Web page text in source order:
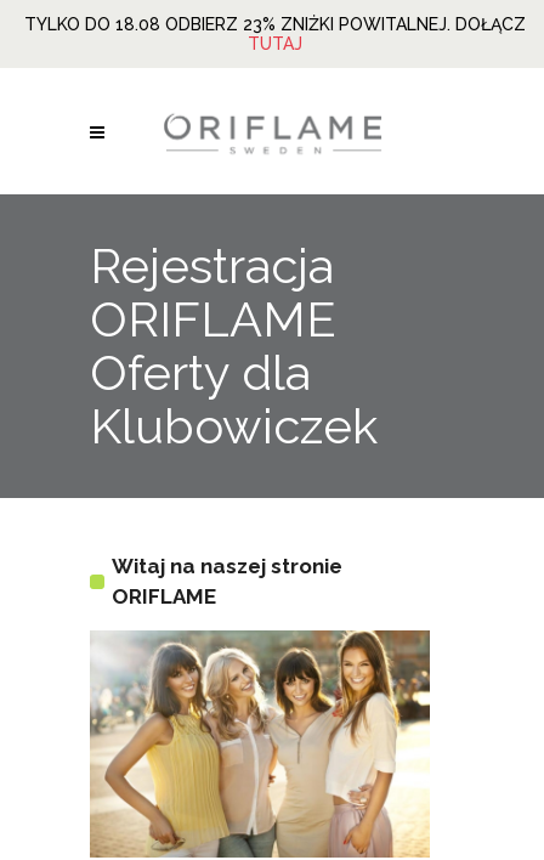
TYLKO DO 18.08 ODBIERZ 23% ZNIŻKI POWITALNEJ. DOŁĄCZ
TUTAJ
Rejestracja
ORIFLAME
Oferty dla
Klubowiczek
Witaj na naszej stronie
ORIFLAME